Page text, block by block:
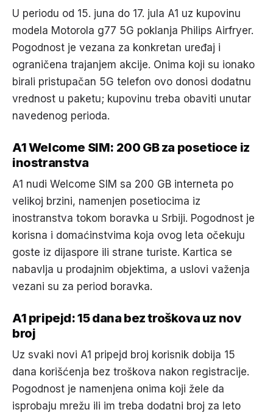
U periodu od 15. juna do 17. jula A1 uz kupovinu
modela Motorola g77 5G poklanja Philips Airfryer.
Pogodnost je vezana za konkretan uređaj i
ograničena trajanjem akcije. Onima koji su ionako
birali pristupačan 5G telefon ovo donosi dodatnu
vrednost u paketu; kupovinu treba obaviti unutar
navedenog perioda.
A1 Welcome SIM: 200 GB za posetioce iz
inostranstva
A1 nudi Welcome SIM sa 200 GB interneta po
velikoj brzini, namenjen posetiocima iz
inostranstva tokom boravka u Srbiji. Pogodnost je
korisna i domaćinstvima koja ovog leta očekuju
goste iz dijaspore ili strane turiste. Kartica se
nabavlja u prodajnim objektima, a uslovi važenja
vezani su za period boravka.
A1 pripejd: 15 dana bez troškova uz nov
broj
Uz svaki novi A1 pripejd broj korisnik dobija 15
dana korišćenja bez troškova nakon registracije.
Pogodnost je namenjena onima koji žele da
isprobaju mrežu ili im treba dodatni broj za leto